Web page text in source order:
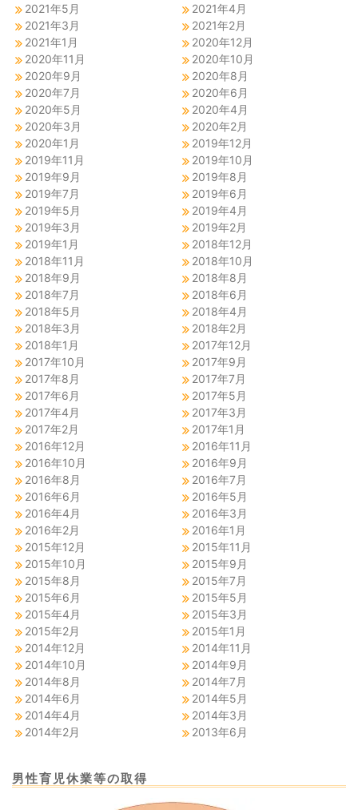
2021年5月
2021年4月
2021年3月
2021年2月
2021年1月
2020年12月
2020年11月
2020年10月
2020年9月
2020年8月
2020年7月
2020年6月
2020年5月
2020年4月
2020年3月
2020年2月
2020年1月
2019年12月
2019年11月
2019年10月
2019年9月
2019年8月
2019年7月
2019年6月
2019年5月
2019年4月
2019年3月
2019年2月
2019年1月
2018年12月
2018年11月
2018年10月
2018年9月
2018年8月
2018年7月
2018年6月
2018年5月
2018年4月
2018年3月
2018年2月
2018年1月
2017年12月
2017年10月
2017年9月
2017年8月
2017年7月
2017年6月
2017年5月
2017年4月
2017年3月
2017年2月
2017年1月
2016年12月
2016年11月
2016年10月
2016年9月
2016年8月
2016年7月
2016年6月
2016年5月
2016年4月
2016年3月
2016年2月
2016年1月
2015年12月
2015年11月
2015年10月
2015年9月
2015年8月
2015年7月
2015年6月
2015年5月
2015年4月
2015年3月
2015年2月
2015年1月
2014年12月
2014年11月
2014年10月
2014年9月
2014年8月
2014年7月
2014年6月
2014年5月
2014年4月
2014年3月
2014年2月
2013年6月
男性育児休業等の取得